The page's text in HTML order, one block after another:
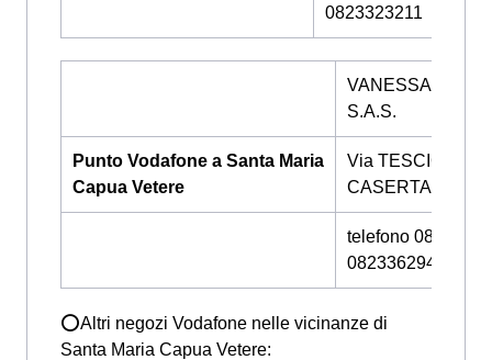
0823323211
VANESSA
S.A.S.
Punto Vodafone a Santa Maria
Capua Vetere
Via TESCIONE
CASERTA (CE)
telefono 0823/
0823362949
⭕Altri negozi Vodafone nelle vicinanze di
Santa Maria Capua Vetere: